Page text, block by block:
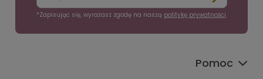
*Zapisując się, wyrażasz zgodę na naszą politykę prywatności.
Pomoc